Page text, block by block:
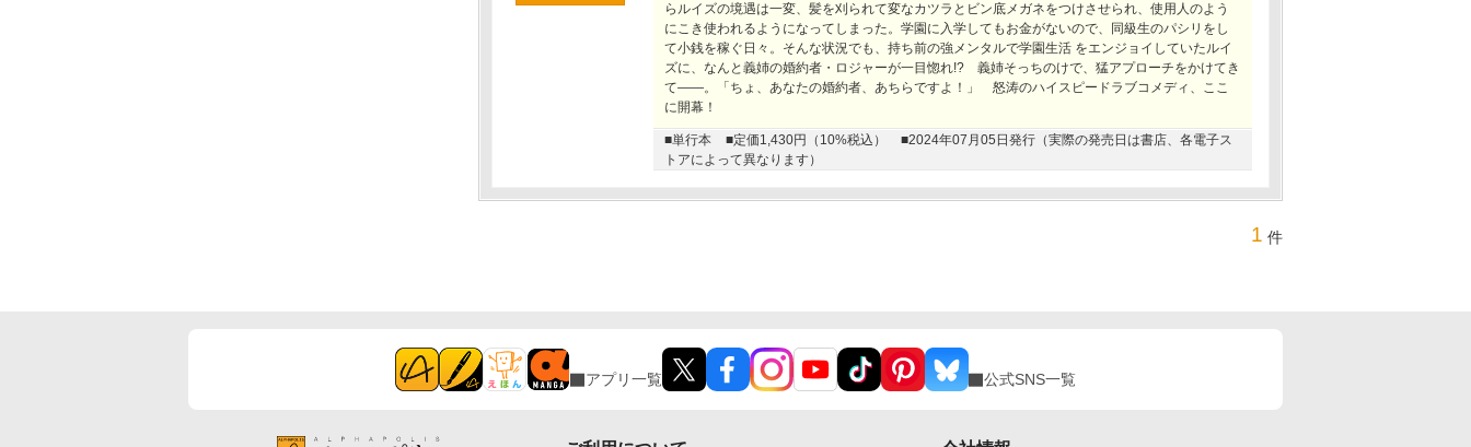
らルイズの境遇は一変、髪を刈られて変なカツラとビン底メガネをつけさせられ、使用人のよう
にこき使われるようになってしまった。学園に入学してもお金がないので、同級生のパシリをし
て小銭を稼ぐ日々。そんな状況でも、持ち前の強メンタルで学園生活 をエンジョイしていたルイ
ズに、なんと義姉の婚約者・ロジャーが一目惚れ!? 義姉そっちのけで、猛アプローチをかけてき
て――。「ちょ、あなたの婚約者、あちらですよ！」 怒涛のハイスピードラブコメディ、ここ
に開幕！
■単行本 ■定価1,430円（10%税込）
■2024年07月05日発行（実際の発売日は書店、各電子ス
トアによって異なります）
1 件
アプリ一覧 公式SNS一覧